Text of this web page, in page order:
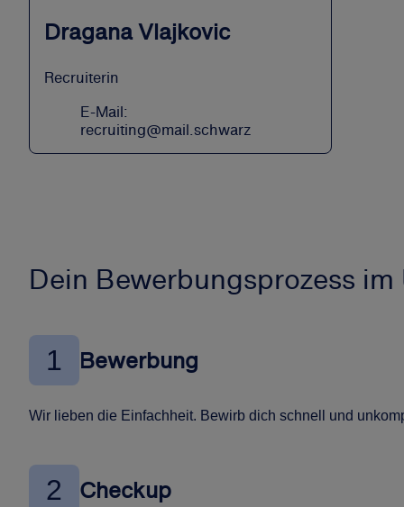
Dragana Vlajkovic
Recruiterin
E-Mail:
recruiting@mail.schwarz
Dein Bewerbungsprozess
1 Bewerbung
Wir lieben die Einfachheit. Bewirb dich schnell und
2 Checkup